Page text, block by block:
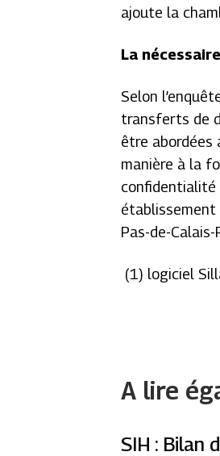
ajoute la
La
Selon
transferts de
être abordées
manière à la
confidentialité
établissement
Pas-de-
(1) logiciel
A lire
SIH : Bilan